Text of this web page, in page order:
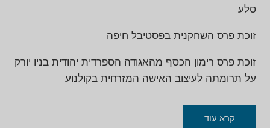
סלע
זוכת פרס השחקנית בפסטיבל חיפה
זוכת פרס רימון הכסף מהאגודה הספרדית יהודית בניו יורק
על תרומתה לעיצוב האישה המזרחית בקולנוע
ילידת ירושלים בוגרת התיכון לאומנויות וסיימה לימודי
משחק ״בסטודיו של ניסן נתיב.
קרא עוד